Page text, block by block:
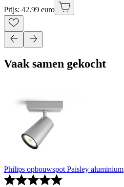
Prijs: 42.99 euro
Vaak samen gekocht
Philips opbouwspot Paisley aluminium